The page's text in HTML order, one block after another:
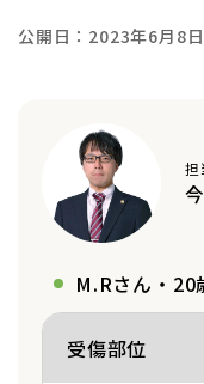
公開日： 2023年6月8日
担
M.Rさん・20
受傷部位